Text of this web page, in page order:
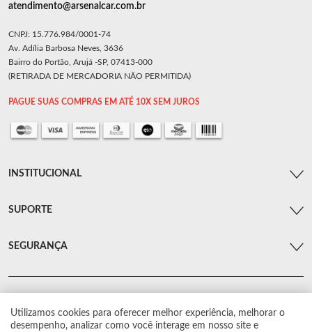
Utilizamos cookies para oferecer melhor experiência, melhorar o
desempenho, analizar como você interage em nosso site e
atendimento@arsenalcar.com.br
CNPJ: 15.776.984/0001-74
Av. Adília Barbosa Neves, 3636
Bairro do Portão, Arujá -SP, 07413-000
(RETIRADA DE MERCADORIA NÃO PERMITIDA)
PAGUE SUAS COMPRAS EM ATÉ 10X SEM JUROS
INSTITUCIONAL
SUPORTE
SEGURANÇA
© Arsenal Car. Todos os direitos reservados.